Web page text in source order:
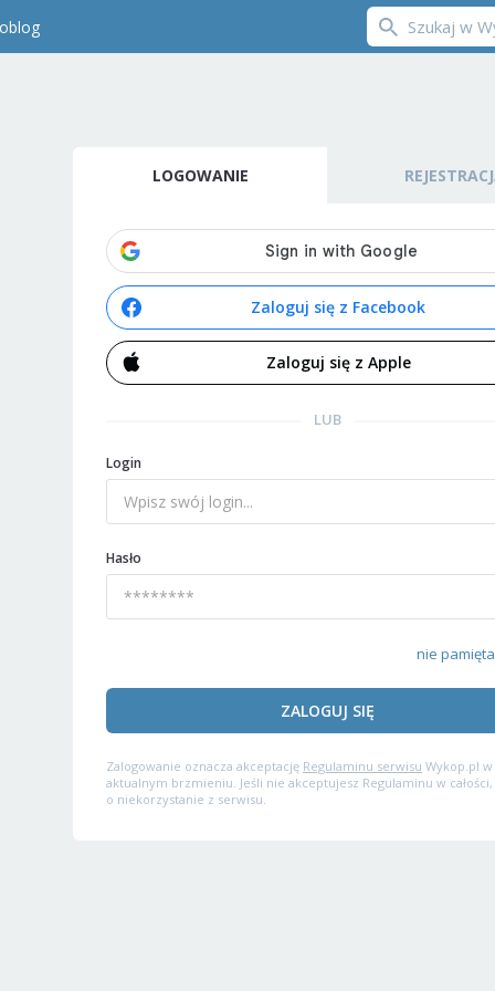
LOGOWANIE
Zaloguj się z Facebook
Zaloguj się z Apple
LUB
Login
Hasło
nie
ZALOGUJ SIĘ
Zalogowanie oznacza akceptację Regulaminu serwisu Wykop.pl
aktualnym brzmieniu. Jeśli nie akceptujesz Regulaminu w
o niekorzystanie z serwisu.